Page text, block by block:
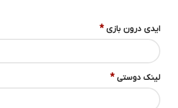
ایدی درون بازی *
لینک دوستی *